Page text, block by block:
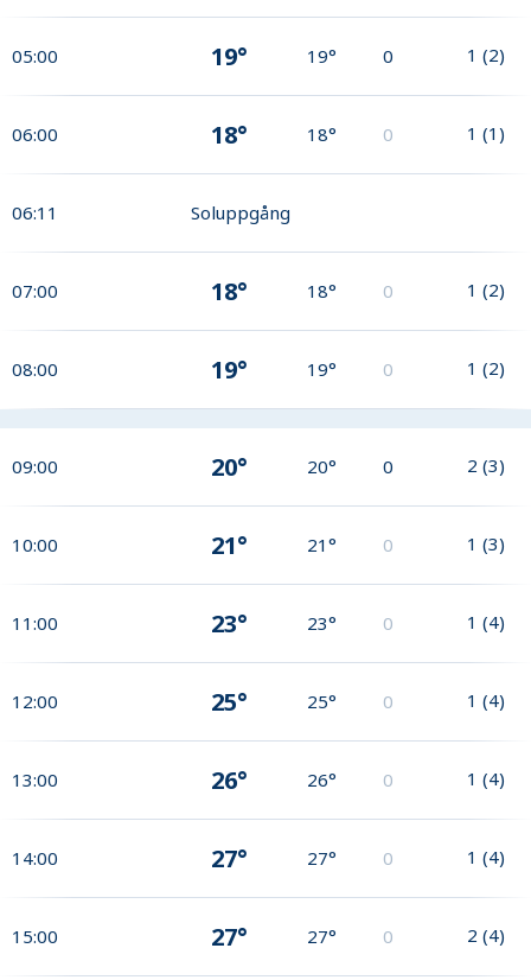
05:00 19° 19° 0 1 (2)
06:00 18° 18° 0 1 (1)
06:11 Soluppgång
07:00 18° 18° 0 1 (2)
08:00 19° 19° 0 1 (2)
09:00 20° 20° 0 2 (3)
10:00 21° 21° 0 1 (3)
11:00 23° 23° 0 1 (4)
12:00 25° 25° 0 1 (4)
13:00 26° 26° 0 1 (4)
14:00 27° 27° 0 1 (4)
15:00 27° 27° 0 2 (4)